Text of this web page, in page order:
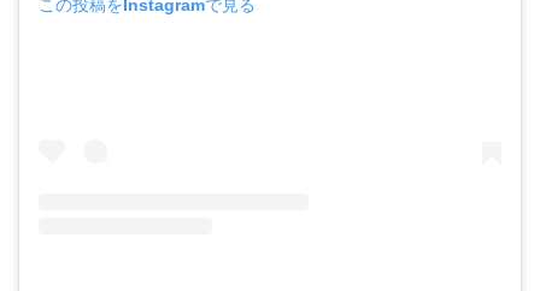
この投稿をInstagramで見る